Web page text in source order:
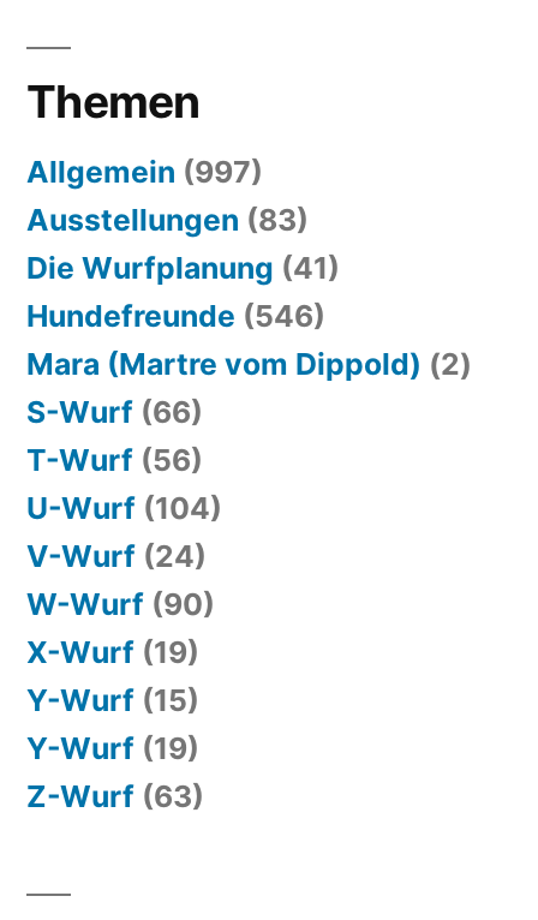
Themen
Allgemein (997)
Ausstellungen (83)
Die Wurfplanung (41)
Hundefreunde (546)
Mara (Martre vom Dippold) (2)
S-Wurf (66)
T-Wurf (56)
U-Wurf (104)
V-Wurf (24)
W-Wurf (90)
X-Wurf (19)
Y-Wurf (15)
Y-Wurf (19)
Z-Wurf (63)